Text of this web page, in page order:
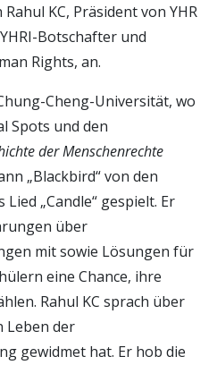
KC, Präsident von YHR
Botschafter und
Rights, an.
Cheng-Universität, wo
Spots und den
der Menschenrechte
„Blackbird“ von den
„Candle“ gespielt. Er
über
mit sowie Lösungen für
eine Chance, ihre
Rahul KC sprach über
Leben der
gewidmet hat. Er hob die